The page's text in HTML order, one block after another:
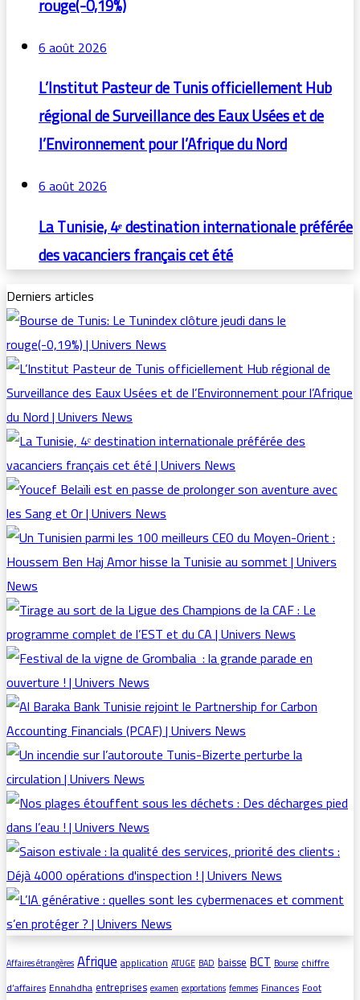
rouge(-0,19%)
6 août 2026
L’Institut Pasteur de Tunis officiellement Hub
régional de Surveillance des Eaux Usées et de
l’Environnement pour l’Afrique du Nord
6 août 2026
La Tunisie, 4ᵉ destination internationale préférée
des vacanciers français cet été
Derniers articles
Affaires étrangères Afriqueapplication ATUGE BAD baisseBCT Bourse chiffre
d’affairesEnnahdhaentreprises examen exportations femmes FinancesFoot